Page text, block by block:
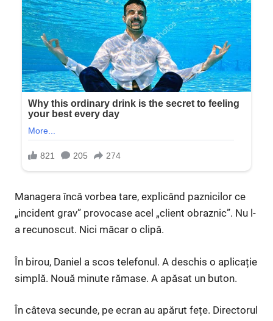
Managera încă vorbea tare, explicând paznicilor ce
„incident grav” provocase acel „client obraznic”. Nu l-
a recunoscut. Nici măcar o clipă.
În birou, Daniel a scos telefonul. A deschis o aplicație
simplă. Nouă minute rămase. A apăsat un buton.
În câteva secunde, pe ecran au apărut fețe. Directorul